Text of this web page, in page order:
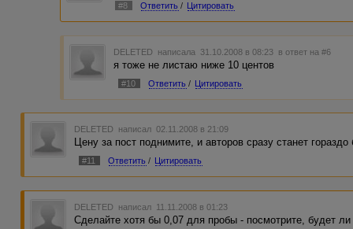
#8 Ответить / Цитировать
DELETED написала 31.10.2008 в 08:23 в ответ на #6
я тоже не листаю ниже 10 центов
#10 Ответить / Цитировать
DELETED написал 02.11.2008 в 21:09
Цену за пост поднимите, и авторов сразу станет
#11 Ответить / Цитировать
DELETED написал 11.11.2008 в 01:23
Сделайте хотя бы 0,07 для пробы - посмотрите, будет ли